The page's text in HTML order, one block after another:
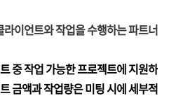
이언트와 작업을 수행하는 파트너
중 작업 가능한 프로젝트에 지원하
금액과 작업량은 미팅 시에 세부적